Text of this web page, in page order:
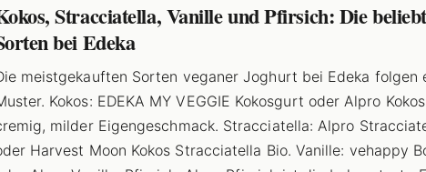
Stracciatella, Vanille und Pfirsich: Die
bei Edeka
meistgekauften Sorten veganer Joghurt bei Edeka folgen
Kokos: EDEKA MY VEGGIE Kokosgurt oder Alpro
milder Eigengeschmack. Stracciatella: Alpro
Harvest Moon Kokos Stracciatella Bio. Vanille: vehappy